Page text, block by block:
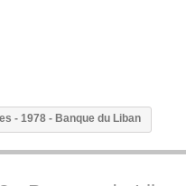
- 1978 - Banque du Liban